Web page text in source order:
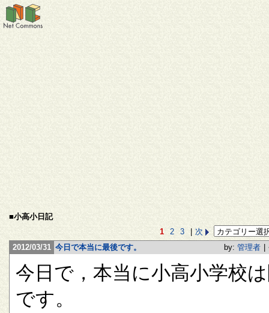
■小高小日記
1
2 3
次
2012/03/31 今日で本当に最後です。 by: 管理者
今日で，本当に小高小学校
です。